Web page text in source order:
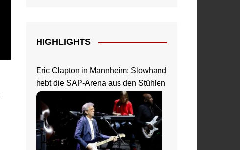
HIGHLIGHTS
Eric Clapton in Mannheim: Slowhand
hebt die SAP-Arena aus den Stühlen